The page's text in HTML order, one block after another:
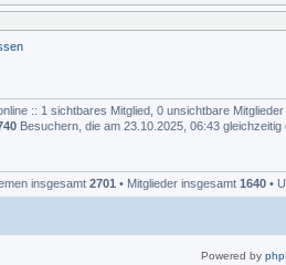
:: 1 sichtbares Mitglied, 0 unsichtbare
Besuchern, die am 23.10.2025, 06:43 gleichzeitig
insgesamt 2701 • Mitglieder insgesamt 1640 •
Powered by